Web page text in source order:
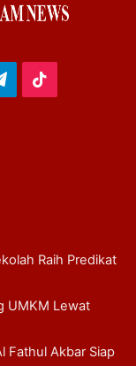
Telegram
Raih Predikat
UMKM Lewat
Fathul Akbar Siap